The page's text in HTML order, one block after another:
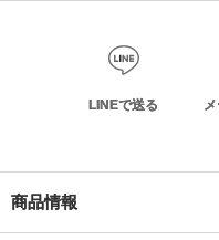
LINEで送る
商品情報